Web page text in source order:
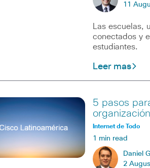
11
Las escuelas,
conectados y
estudiantes.
Leer mas
5 pasos
organización
Internet de Todo
1 min read
Daniel
2